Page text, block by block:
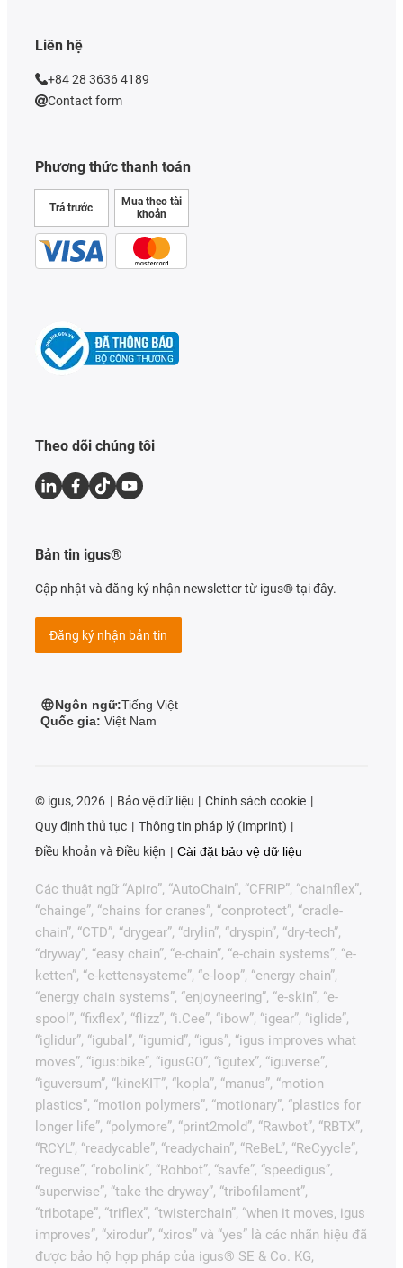
Phương thức thanh toán
Trả trước
Mua theo tài
khoản
Liên hệ
+84 28 3636 4189
Contact form
Theo dõi chúng tôi
Bản tin igus®
Cập nhật và đăng ký nhận newsletter từ igus® tại đây.
Đăng ký nhận bản tin
Ngôn ngữ:Tiếng Việt
Quốc gia: Việt Nam
© igus, 2026 Bảo vệ dữ liệu
Chính sách cookie
Quy định thủ tục
Thông tin pháp lý (Imprint)
Điều khoản và Điều kiện
Cài đặt bảo vệ dữ liệu
Các thuật ngữ “Apiro”, “AutoChain”, “CFRIP”, “chainflex”,
“chainge”, “chains for cranes”, “conprotect”, “cradle-
chain”, “CTD”, “drygear”, “drylin”, “dryspin”, “dry-tech”,
“dryway”, “easy chain”, “e-chain”, “e-chain systems”, “e-
ketten”, “e-kettensysteme”, “e-loop”, “energy chain”,
“energy chain systems”, “enjoyneering”, “e-skin”, “e-
spool”, “fixflex”, “flizz”, “i.Cee”, “ibow”, “igear”, “iglide”,
“iglidur”, “igubal”, “igumid”, “igus”, “igus improves what
moves”, “igus:bike”, “igusGO”, “igutex”, “iguverse”,
“iguversum”, “kineKIT”, “kopla”, “manus”, “motion
plastics”, “motion polymers”, “motionary”, “plastics for
longer life”, “polymore”, “print2mold”, “Rawbot”, “RBTX”,
“RCYL”, “readycable”, “readychain”, “ReBeL”, “ReCyycle”,
“reguse”, “robolink”, “Rohbot”, “savfe”, “speedigus”,
“superwise”, “take the dryway”, “tribofilament”,
“tribotape”, “triflex”, “twisterchain”, “when it moves, igus
improves”, “xirodur”, “xiros” và “yes” là các nhãn hiệu đã
được bảo hộ hợp pháp của igus® SE & Co. KG,